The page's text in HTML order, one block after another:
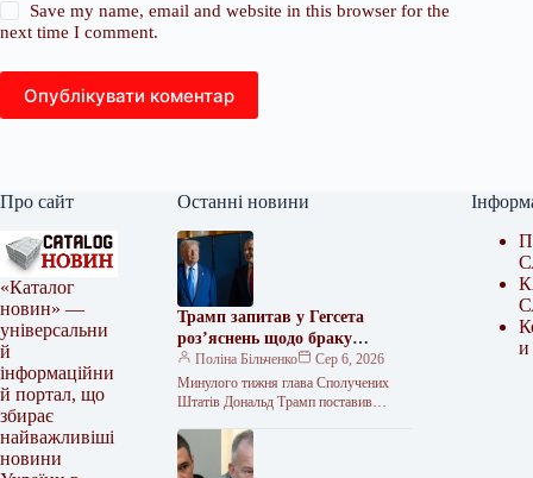
Save my name, email and website in this browser for the
next time I comment.
Опублікувати коментар
Про сайт
«Каталог
новин» —
універсальни
й
інформаційни
й портал, що
збирає
найважливіші
новини
Останні новини
Трамп запитав у Гегсета
роз’яснень щодо браку
боєприпасів – WP
Поліна Більченко
Сер 6, 2026
Минулого тижня глава Сполучених
Штатів Дональд Трамп поставив
Гегсету стосовно нестачі боєприпасів в
армії США, яка…
и